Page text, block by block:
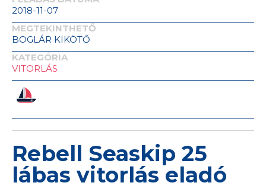
2018-11-07
MEGTEKINTHETŐ
BOGLÁR KIKÖTŐ
KATEGÓRIA
VITORLÁS
Rebell Seaskip 25
lábas vitorlás eladó